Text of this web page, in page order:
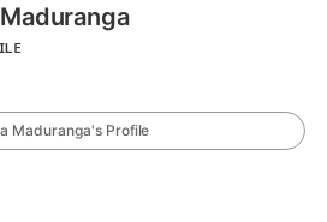
Maduranga's Profile